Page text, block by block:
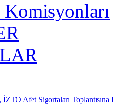
Komisyonları